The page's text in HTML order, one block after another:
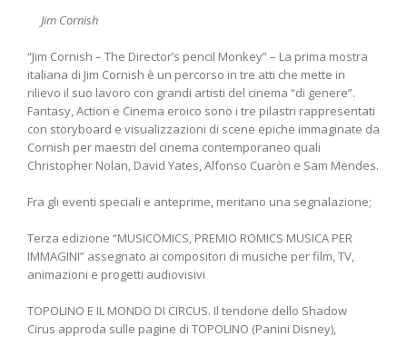
Jim Cornish
“Jim Cornish – The Director’s pencil Monkey” – La prima mostra
italiana di Jim Cornish è un percorso in tre atti che mette in
rilievo il suo lavoro con grandi artisti del cinema “di genere”.
Fantasy, Action e Cinema eroico sono i tre pilastri rappresentati
con storyboard e visualizzazioni di scene epiche immaginate da
Cornish per maestri del cinema contemporaneo quali
Christopher Nolan, David Yates, Alfonso Cuaròn e Sam Mendes.
Fra gli eventi speciali e anteprime, meritano una segnalazione;
Terza edizione “MUSICOMICS, PREMIO ROMICS MUSICA PER
IMMAGINI” assegnato ai compositori di musiche per film, TV,
animazioni e progetti audiovisivi
TOPOLINO E IL MONDO DI CIRCUS. Il tendone dello Shadow
Cirus approda sulle pagine di TOPOLINO (Panini Disney),